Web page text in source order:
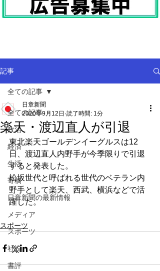
記事
全ての記事
政治
経済
生活
寄稿
日章新聞の最新情報
メディア
スポーツ
社説
書評
全ての記事
楽天・渡辺直人が引退
日章新聞
2020年9月12日 読了時間: 1分
東北楽天ゴールデンイーグルスは12
日、渡辺直人内野手が今季限りで引退
すると発表した。
松坂世代と呼ばれる世代のベテラン内
野手として楽天、西武、横浜などで活
躍した。
スポーツ